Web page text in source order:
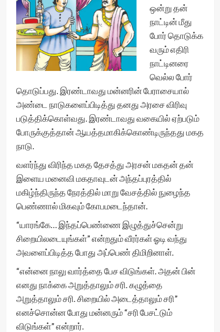
ஒன்று தன்
நாட்டின் மீது
போர் தொடுக்க
வரும் எதிரி
நாட்டினரை
வெல்ல போர்
தொடுப்பது. இரண்டாவது மன்னரின் பேராசையால்
அண்டை நாடுகளைப்பிடித்து தனது அரசை விரிவு
படுத்திக்கொள்வது. இரண்டாவது வகையில் ஏற்படும்
போருக்குத்தான் ஆயத்தமாகிக்கொண்டிருந்தது மகத
நாடு.
வளர்ந்து விரிந்த மகத தேசத்து அரசன் மகதன் தன்
இளைய மனைவி மகதாவுடன் அந்தப்புரத்தில்
மகிழ்ந்திருந்த நேரத்தில் மாறு வேசத்தில் நுழைந்த
பெண்ணால் மிகவும் கோபமடைந்தான்.
“யாரங்கே… இந்தப்பெண்ணை இழுத்துச்சென்று
சிறையிலடையுங்கள்” என்றதும் வீரர்கள் ஓடி வந்து
அவளைப்பிடித்த போது அப்பெண் திமிறினாள்.
“என்னை நாலு வார்த்தை பேச விடுங்கள். அதன் பின்
எனது நாக்கை அறுத்தாலும் சரி. கழுத்தை
அறுத்தாலும் சரி. சிறையில் அடைத்தாலும் சரி”
எனச்சொன்ன போது மன்னரும் “சரி பேசட்டும்
விடுங்கள்” என்றார்.